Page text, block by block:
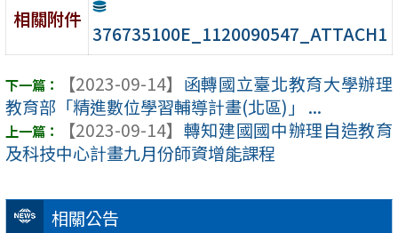
相關公告
相關附件
376735100E_1120090547_ATTACH1
【2023-09-14】 函轉國立臺北教育大學辦理
教育部「精進數位學習輔導計畫(北區)」 ...
【2023-09-14】 轉知建國國中辦理自造教育
及科技中心計畫九月份師資增能課程